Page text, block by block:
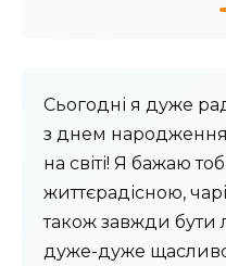
Сьогодні я дуже
з днем
на світі! Я бажаю
життєрадісною,
також завжди бути
дуже-дуже